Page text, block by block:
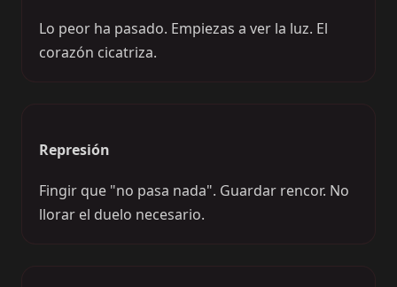
Lo peor ha pasado. Empiezas a ver la luz. El
corazón cicatriza.
Represión
Fingir que "no pasa nada". Guardar rencor. No
llorar el duelo necesario.